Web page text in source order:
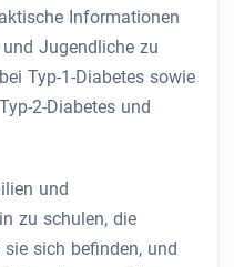
Informationen
Jugendliche zu
Typ-1-Diabetes sowie
2-Diabetes und
und
zu schulen, die
sich befinden, und